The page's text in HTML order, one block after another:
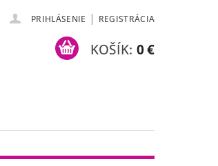
PRIHLÁSENIE | REGISTRÁCIA
KOŠÍK: 0 €